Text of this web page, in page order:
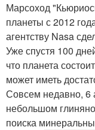
Марсоход
планеты с 2012
агентству Nasa
Уже спустя 100
что планета
может иметь
Совсем недавно, 6
небольшом
поиска